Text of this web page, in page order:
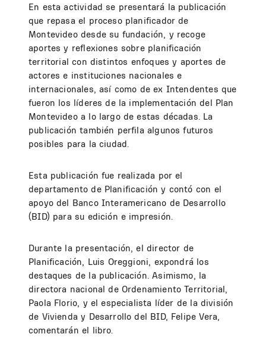
En esta actividad se presentará la publicación
que repasa el proceso planificador de
Montevideo desde su fundación, y recoge
aportes y reflexiones sobre planificación
territorial con distintos enfoques y aportes de
actores e instituciones nacionales e
internacionales, así como de ex Intendentes que
fueron los líderes de la implementación del Plan
Montevideo a lo largo de estas décadas. La
publicación también perfila algunos futuros
posibles para la ciudad.
Esta publicación fue realizada por el
departamento de Planificación y contó con el
apoyo del Banco Interamericano de Desarrollo
(BID) para su edición e impresión.
Durante la presentación, el director de
Planificación, Luis Oreggioni, expondrá los
destaques de la publicación. Asimismo, la
directora nacional de Ordenamiento Territorial,
Paola Florio, y el especialista líder de la división
de Vivienda y Desarrollo del BID, Felipe Vera,
comentarán el libro.